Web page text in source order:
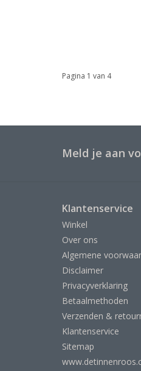
Pagina 1 van 4
Meld je aan
Klantenservice
Winkel
Over ons
Algemene
Disclaimer
Privacyverklaring
Betaalmethoden
Verzenden &
Klantenservice
Sitemap